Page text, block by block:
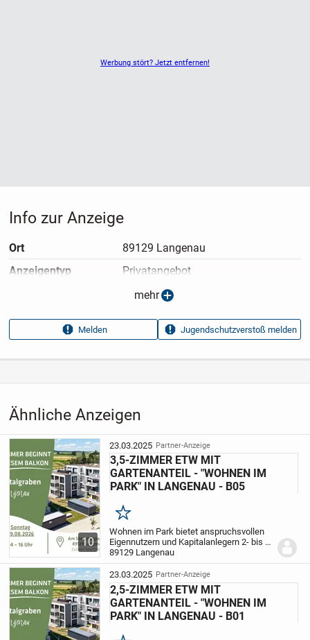
Werbung stört? Jetzt entfernen!
Ähnliche Anzeigen
10
23.03.2025 Partner-Anzeige
3,5-ZIMMER ETW MIT
GARTENANTEIL - "WOHNEN IM
PARK" IN LANGENAU - B05
Merken
Wohnen im Park bietet anspruchsvollen
Eigennutzern und Kapitalanlegern 2- bis 4-
Zimmer-Wohnungen mit Wohnflächen
zwischen rund 60 m² und ca. 145 m².
Singles und Paare jeder Altersklasse
sowie Familien...
89129 Langenau
23.03.2025 Partner-Anzeige
2,5-ZIMMER ETW MIT
GARTENANTEIL - "WOHNEN IM
PARK" IN LANGENAU - B01
Info zur Anzeige
Ort
89129 Langenau
Anzeigen­typ
Privatangebot
23.03.2025
Anzeigen­kennung
7cf6cdd0
Aufrufe dieser
18
mehr
Melden Jugendschutzverstoß melden